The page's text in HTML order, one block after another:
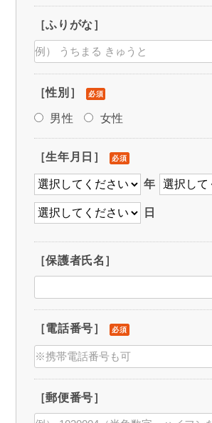
［ふりがな］
［性別］ 必須
男性 女性
［生年月日］ 必須
年
日
［保護者氏名］
［電話番号］ 必須
［郵便番号］